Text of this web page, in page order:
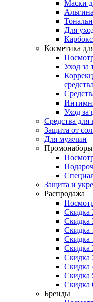
Маски
Для
Косметика
Уход за
средства
Уход за
Средства для
Защита от
Для мужчин
Промонаборы
Защита и
Распродажа
Скидка
Скидка
Скидка
Скидка
Скидка
Скидка
Скидка
Скидка
Скидка
Бренды